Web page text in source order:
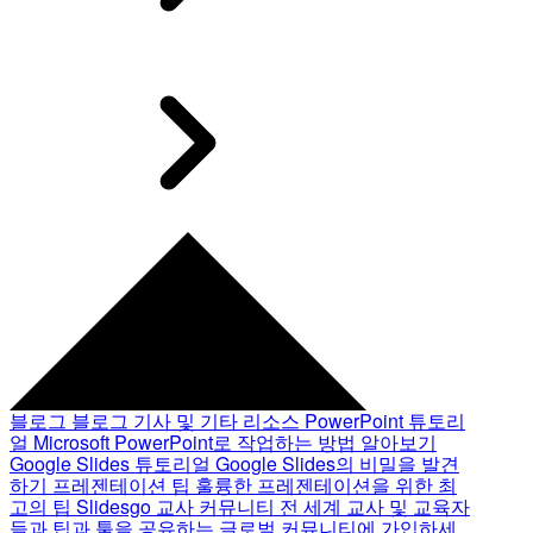
블로그 블로그 기사 및 기타 리소스 PowerPoint 튜토리
얼 Microsoft PowerPoint로 작업하는 방법 알아보기
Google Slides 튜토리얼 Google Slides의 비밀을 발견
하기 프레젠테이션 팁 훌륭한 프레젠테이션을 위한 최
고의 팁 Slidesgo 교사 커뮤니티 전 세계 교사 및 교육자